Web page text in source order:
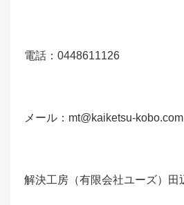
電話：0448611126
メール：mt@kaiketsu-kobo.com
解決工房（有限会社ユーズ）田